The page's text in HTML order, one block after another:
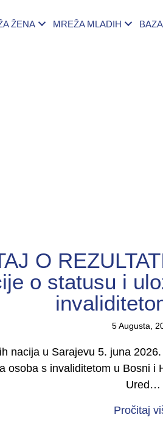
ŽENA MREŽA MLADIH
O
o statusu i
5 Augusta,
nacija u Sarajevu 5. juna
osoba s invaliditetom u Bosni i
Ured…
Pročitaj